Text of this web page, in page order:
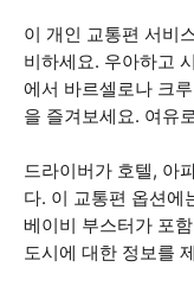
이 개인 교통편 서비
비하세요. 우아하고
에서 바르셀로나 크
을 즐겨보세요. 여유
드라이버가 호텔, 아
다. 이 교통편 옵션에
베이비 부스터가 포
도시에 대한 정보를